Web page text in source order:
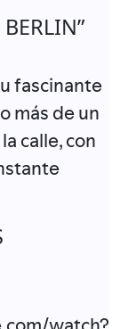
fascinante
más de un
calle, con